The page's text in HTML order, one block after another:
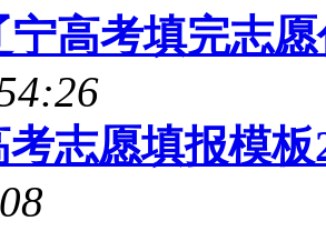
宁高考填完志
志愿填报模板